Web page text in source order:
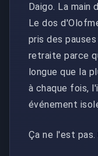
Daigo. La main
Le dos
pris des
retraite parce
longue que la
à chaque fois,
événement
Ça ne l'est